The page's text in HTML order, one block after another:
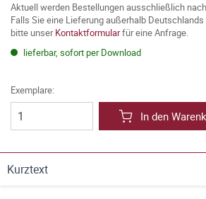
Aktuell werden Bestellungen ausschließlich
Falls Sie eine Lieferung außerhalb
bitte unserKontaktformularfür eine Anfrage.
lieferbar, sofort per Download
Exemplare:
In den
Kurztext